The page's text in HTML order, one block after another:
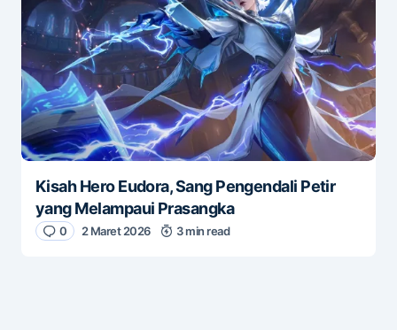
Kisah Hero Eudora, Sang Pengendali Petir
yang Melampaui Prasangka
0 2 Maret 2026 3 min read